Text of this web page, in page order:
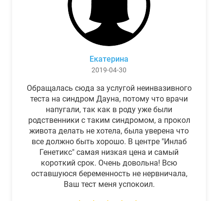
Екатерина
2019-04-30
Обращалась сюда за услугой неинвазивного
теста на синдром Дауна, потому что врачи
напугали, так как в роду уже были
родственники с таким синдромом, а прокол
живота делать не хотела, была уверена что
все должно быть хорошо. В центре "Инлаб
Генетикс" самая низкая цена и самый
короткий срок. Очень довольна! Всю
оставшуюся беременность не нервничала,
Ваш тест меня успокоил.